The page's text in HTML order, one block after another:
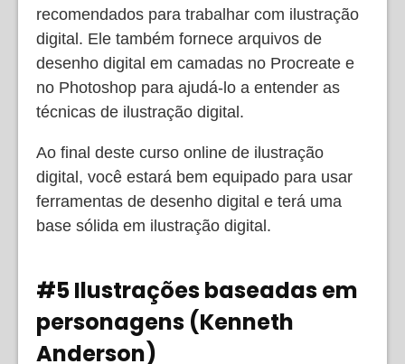
recomendados para trabalhar com ilustração
digital. Ele também fornece arquivos de
desenho digital em camadas no Procreate e
no Photoshop para ajudá-lo a entender as
técnicas de ilustração digital.
Ao final deste curso online de ilustração
digital, você estará bem equipado para usar
ferramentas de desenho digital e terá uma
base sólida em ilustração digital.
#5 Ilustrações baseadas em
personagens (Kenneth
Anderson)